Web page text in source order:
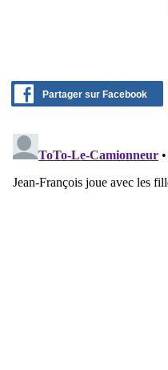
Partager sur Facebook